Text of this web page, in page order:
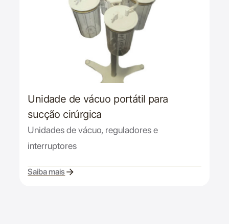
Unidade de vácuo portátil para
sucção cirúrgica
Unidades de vácuo, reguladores e
interruptores
Saiba mais